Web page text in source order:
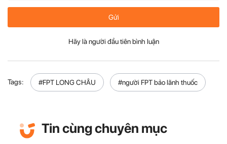
Gửi
Hãy là người đầu tiên bình luận
Tags: #FPT LONG CHÂU #người FPT bảo lãnh thuốc
Tin cùng chuyên mục